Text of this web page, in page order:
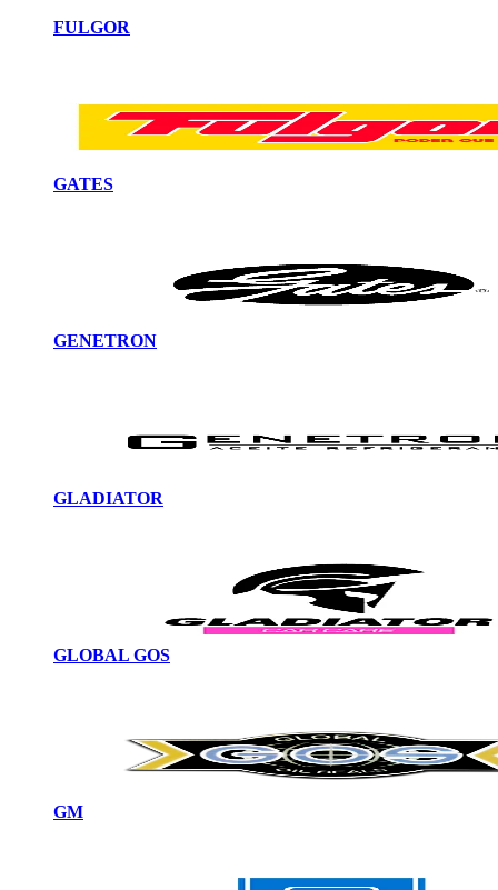
FULGOR
GATES
GENETRON
GLADIATOR
GLOBAL GOS
GM